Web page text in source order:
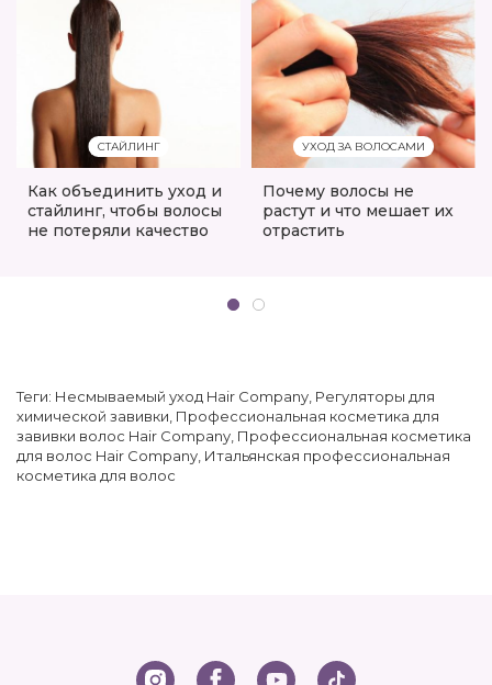
СТАЙЛИНГ
Как объединить уход и
стайлинг, чтобы волосы
не потеряли качество
УХОД ЗА ВОЛОСАМИ
Почему волосы не
растут и что мешает их
отрастить
Теги: Несмываемый уход Hair Company Регуляторы для
химической завивки Профессиональная косметика для
завивки волос Hair Company Профессиональная косметика
для волос Hair Company Итальянская профессиональная
косметика для волос